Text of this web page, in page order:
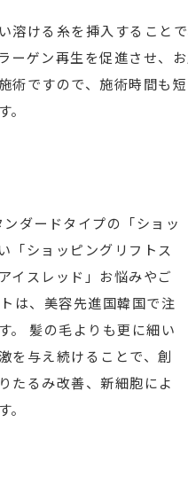
ける糸を挿入すること
ゲン再生を促進させ、
ですので、施術時間も
ダードタイプの「ショッ
「ショッピングリフトス
イスレッド」お悩みやご
は、美容先進国韓国で注
。 髪の毛よりも更に細い
を与え続けることで、創
たるみ改善、新細胞によ